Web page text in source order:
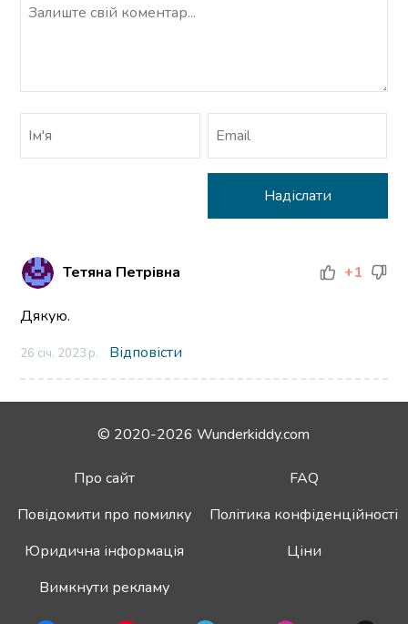
Тетяна Петрівна +1
Дякую.
26 січ. 2023 р. Відповісти
© 2020-2026 Wunderkiddy.com
Про сайт
FAQ
Повідомити про помилку
Політика конфіденційності
Юридична інформація
Ціни
Вимкнути рекламу